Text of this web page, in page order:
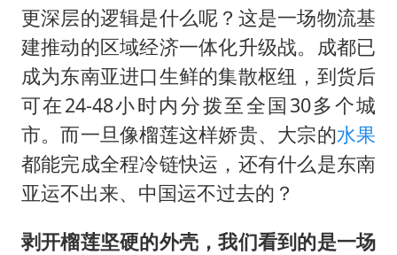
更深层的逻辑是什么呢？这是一场物流基
建推动的区域经济一体化升级战。成都已
成为东南亚进口生鲜的集散枢纽，到货后
可在24-48小时内分拨至全国30多个城
市。而一旦像榴莲这样娇贵、大宗的水果
都能完成全程冷链快运，还有什么是东南
亚运不出来、中国运不过去的？
剥开榴莲坚硬的外壳，我们看到的是一场